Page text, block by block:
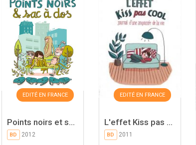
EDITÉ EN FRANCE
Points noirs et s...
BD 2012
EDITÉ EN FRANCE
L'effet Kiss pas ...
BD 2011